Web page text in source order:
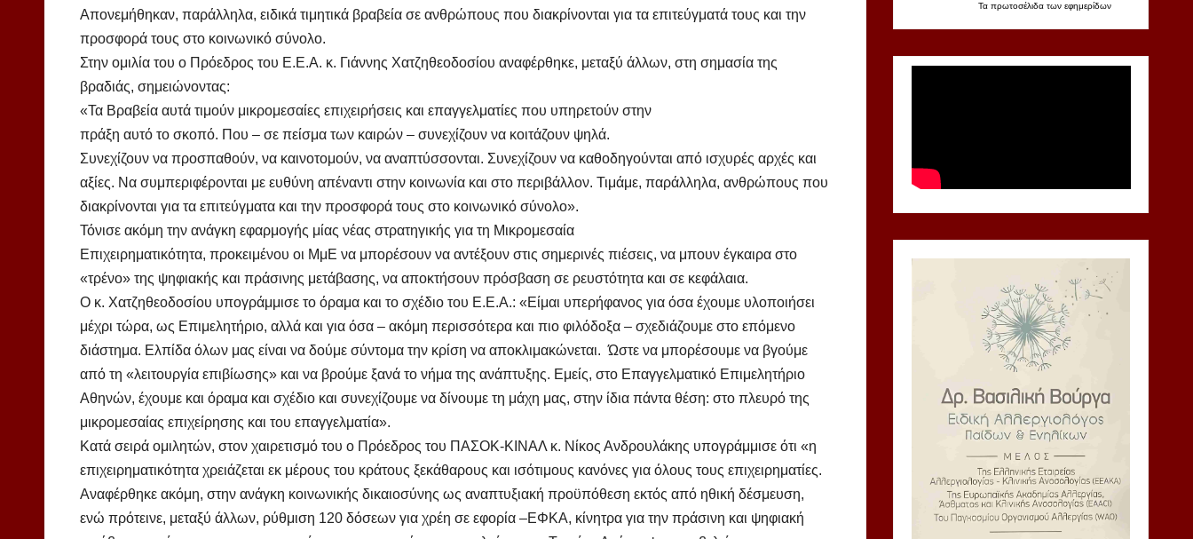
Απονεμήθηκαν, παράλληλα, ειδικά τιμητικά βραβεία σε ανθρώπους που διακρίνονται για τα επιτεύγματά τους και την
προσφορά τους στο κοινωνικό σύνολο.
Στην ομιλία του ο Πρόεδρος του Ε.Ε.Α. κ. Γιάννης Χατζηθεοδοσίου αναφέρθηκε, μεταξύ άλλων, στη σημασία της
βραδιάς, σημειώνοντας:
«Τα Βραβεία αυτά τιμούν μικρομεσαίες επιχειρήσεις και επαγγελματίες που υπηρετούν στην
πράξη αυτό το σκοπό. Που – σε πείσμα των καιρών – συνεχίζουν να κοιτάζουν ψηλά.
Συνεχίζουν να προσπαθούν, να καινοτομούν, να αναπτύσσονται. Συνεχίζουν να καθοδηγούνται από ισχυρές αρχές και
αξίες. Να συμπεριφέρονται με ευθύνη απέναντι στην κοινωνία και στο περιβάλλον. Τιμάμε, παράλληλα, ανθρώπους που
διακρίνονται για τα επιτεύγματα και την προσφορά τους στο κοινωνικό σύνολο».
Τόνισε ακόμη την ανάγκη εφαρμογής μίας νέας στρατηγικής για τη Μικρομεσαία
Επιχειρηματικότητα, προκειμένου οι ΜμΕ να μπορέσουν να αντέξουν στις σημερινές πιέσεις, να μπουν έγκαιρα στο
«τρένο» της ψηφιακής και πράσινης μετάβασης, να αποκτήσουν πρόσβαση σε ρευστότητα και σε κεφάλαια.
Ο κ. Χατζηθεοδοσίου υπογράμμισε το όραμα και το σχέδιο του Ε.Ε.Α.: «Είμαι υπερήφανος για όσα έχουμε υλοποιήσει
μέχρι τώρα, ως Επιμελητήριο, αλλά και για όσα – ακόμη περισσότερα και πιο φιλόδοξα – σχεδιάζουμε στο επόμενο
διάστημα. Ελπίδα όλων μας είναι να δούμε σύντομα την κρίση να αποκλιμακώνεται. Ώστε να μπορέσουμε να βγούμε
από τη «λειτουργία επιβίωσης» και να βρούμε ξανά το νήμα της ανάπτυξης. Εμείς, στο Επαγγελματικό Επιμελητήριο
Αθηνών, έχουμε και όραμα και σχέδιο και συνεχίζουμε να δίνουμε τη μάχη μας, στην ίδια πάντα θέση: στο πλευρό της
μικρομεσαίας επιχείρησης και του επαγγελματία».
Κατά σειρά ομιλητών, στον χαιρετισμό του ο Πρόεδρος του ΠΑΣΟΚ-ΚΙΝΑΛ κ. Νίκος Ανδρουλάκης υπογράμμισε ότι «η
επιχειρηματικότητα χρειάζεται εκ μέρους του κράτους ξεκάθαρους και ισότιμους κανόνες για όλους τους επιχειρηματίες.
Αναφέρθηκε ακόμη, στην ανάγκη κοινωνικής δικαιοσύνης ως αναπτυξιακή προϋπόθεση εκτός από ηθική δέσμευση,
ενώ πρότεινε, μεταξύ άλλων, ρύθμιση 120 δόσεων για χρέη σε εφορία –ΕΦΚΑ, κίνητρα για την πράσινη και ψηφιακή
Τα πρωτοσέλιδα των εφημερίδων